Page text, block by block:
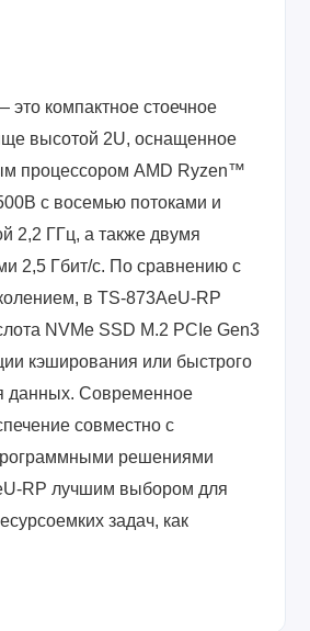
компактное стоечное
высотой 2U, оснащенное
процессором AMD Ryzen™
с восемью потоками и
2,2 ГГц, а также двумя
2,5 Гбит/c. По сравнению с
в TS-873AeU-RP
NVMe SSD M.2 PCIe Gen3
кэширования или быстрого
данных. Современное
совместно с
решениями
RP лучшим выбором для
задач, как
доступ. Компактная